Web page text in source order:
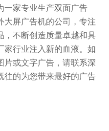
一家专业生产双面广告
大屏广告机的公司，专注
，不断创造质量卓越和具
家行业注入新的血液。如
片或文字广告，请联系深
往的为您带来最好的广告